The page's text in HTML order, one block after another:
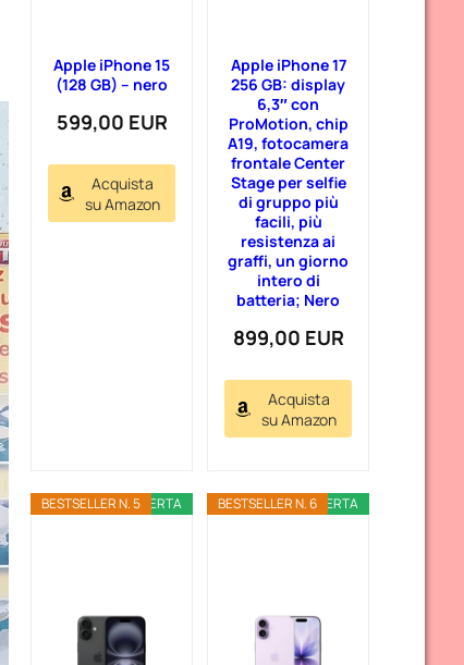
Apple iPhone 15
(128 GB) – nero
599,00 EUR
Acquista
su Amazon
Apple iPhone 17
256 GB: display
6,3″ con
ProMotion, chip
A19, fotocamera
frontale Center
Stage per selfie
di gruppo più
facili, più
resistenza ai
graffi, un giorno
intero di
batteria; Nero
899,00 EUR
Acquista
su Amazon
OFFERTA
BESTSELLER N. 5 OFFERTA
BESTSELLER N. 6